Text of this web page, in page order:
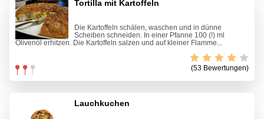
Tortilla mit Kartoffeln
Die Kartoffeln schälen, waschen und in dünne
Scheiben schneiden. In einer Pfanne 100 (!) ml
Olivenöl erhitzen. Die Kartoffeln salzen und auf kleiner Flamme...
(53 Bewertungen)
Lauchkuchen